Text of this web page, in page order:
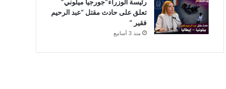
رئيسة الوزراء”جورجيا ميلوني”
تعلق على حادث مقتل “عبد الرحيم
فقير “
منذ 3 أسابيع